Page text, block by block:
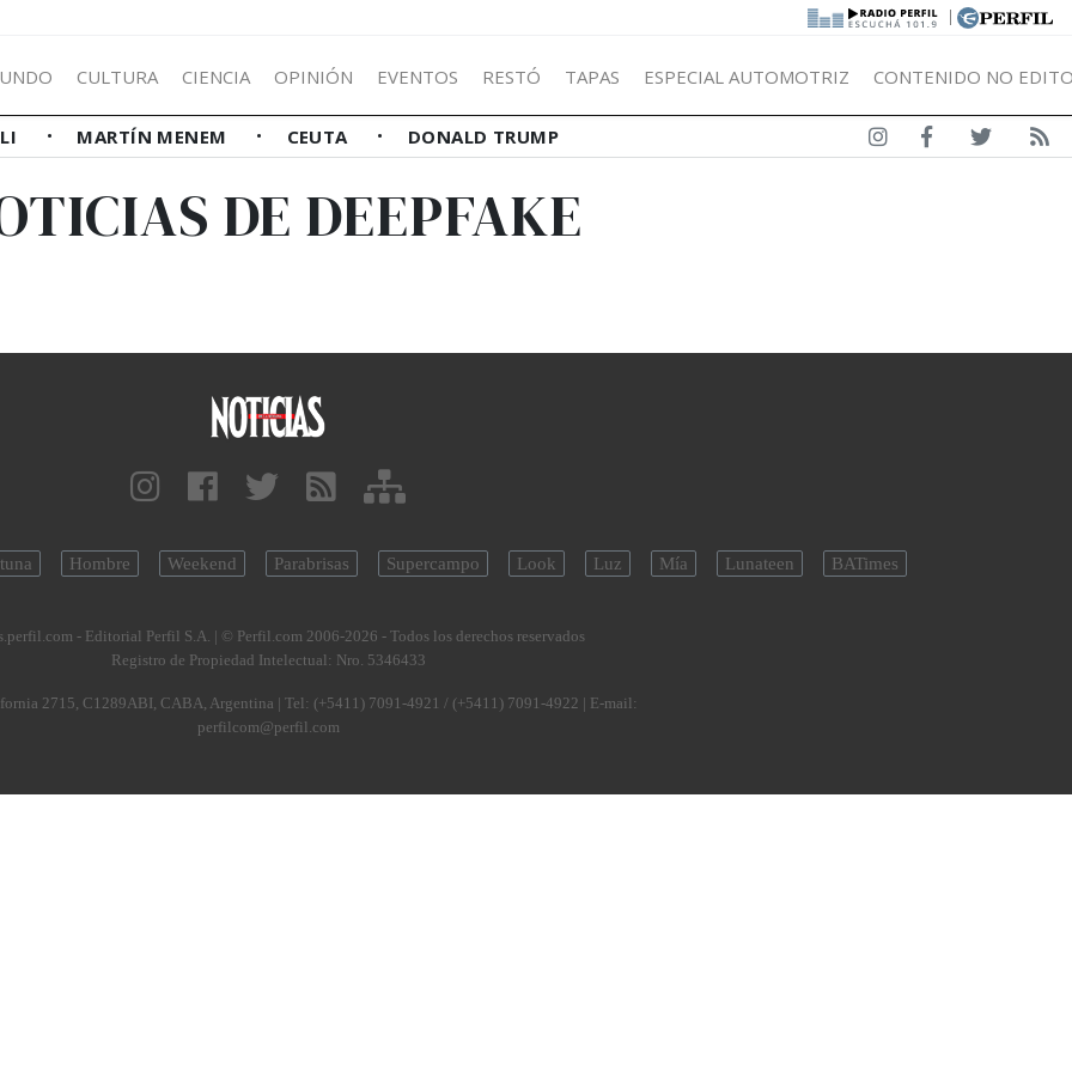
|
CULTURA CIENCIA OPINIÓN EVENTOS RESTÓ TAPAS ESPECIAL AUTOMOTRIZ CONTENIDO NO
MARTÍN MENEM CEUTA DONALD TRUMP
DE DEEPFAKE
Hombre Weekend Parabrisas Supercampo Look Luz Mía Lunateen BATimes
- Editorial Perfil S.A. | © Perfil.com 2006-2026 - Todos los derechos reservados
Registro de Propiedad Intelectual: Nro. 5346433
2715, C1289ABI, CABA, Argentina | Tel: (+5411) 7091-4921 / (+5411) 7091-4922 | E-mail:
perfilcom@perfil.com